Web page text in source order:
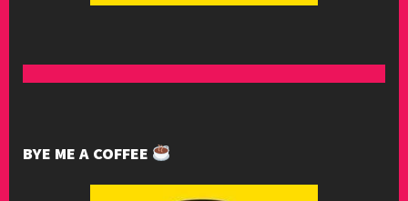
BYE ME A COFFEE